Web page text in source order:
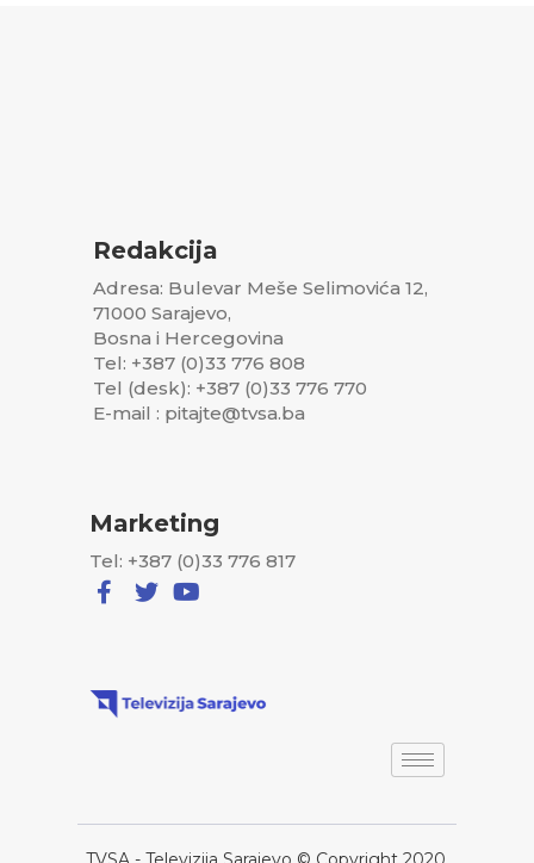
Redakcija
Adresa: Bulevar Meše Selimovića 12,
71000 Sarajevo,
Bosna i Hercegovina
Tel: +387 (0)33 776 808
Tel (desk): +387 (0)33 776 770
E-mail : pitajte@tvsa.ba
Marketing
Tel: +387 (0)33 776 817